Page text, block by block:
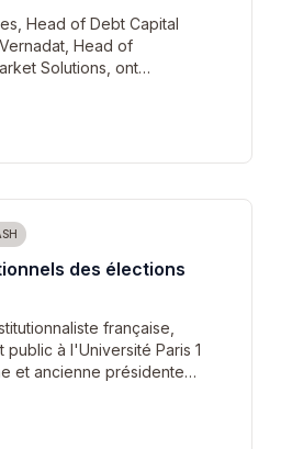
Head of Debt Capital
Head of
Solutions, ont…
des élections
française,
à l'Université Paris 1
et ancienne présidente…